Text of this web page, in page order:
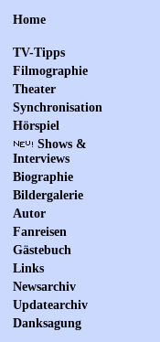
Home
TV-Tipps
Filmographie
Theater
Synchronisation
Hörspiel
Shows &
Interviews
Biographie
Bildergalerie
Autor
Fanreisen
Gästebuch
Links
Newsarchiv
Updatearchiv
Danksagung